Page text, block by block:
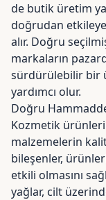
de butik üretim
doğrudan
alır. Doğru
markaların
sürdürülebilir bir
yardımcı olur.
Doğru
Kozmetik
malzemelerin
bileşenler,
etkili olmasını
yağlar, cilt